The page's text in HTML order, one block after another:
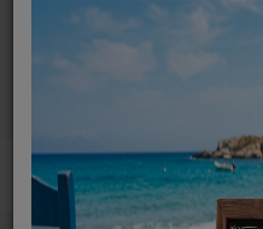
Ανταλλακτικά ηλεκτρικών